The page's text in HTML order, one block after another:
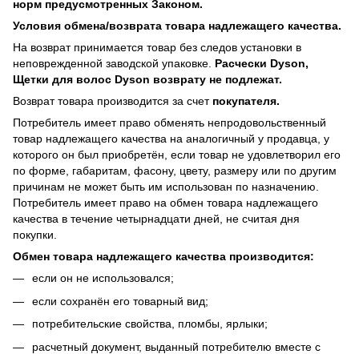
норм предусмотренных Законом.
Условия обмена/возврата товара надлежащего качества.
На возврат принимается товар без следов установки в
неповрежденной заводской упаковке. Расчески Dyson,
Щетки для волос Dyson возврату не подлежат.
Возврат товара производится за счет покупателя.
Потребитель имеет право обменять непродовольственный
товар надлежащего качества на аналогичный у продавца, у
которого он был приобретён, если товар не удовлетворил его
по форме, габаритам, фасону, цвету, размеру или по другим
причинам не может быть им использован по назначению.
Потребитель имеет право на обмен товара надлежащего
качества в течение четырнадцати дней, не считая дня
покупки.
Обмен товара надлежащего качества производится:
если он не использовался;
если сохранён его товарный вид;
потребительские свойства, пломбы, ярлыки;
расчетный документ, выданный потребителю вместе с